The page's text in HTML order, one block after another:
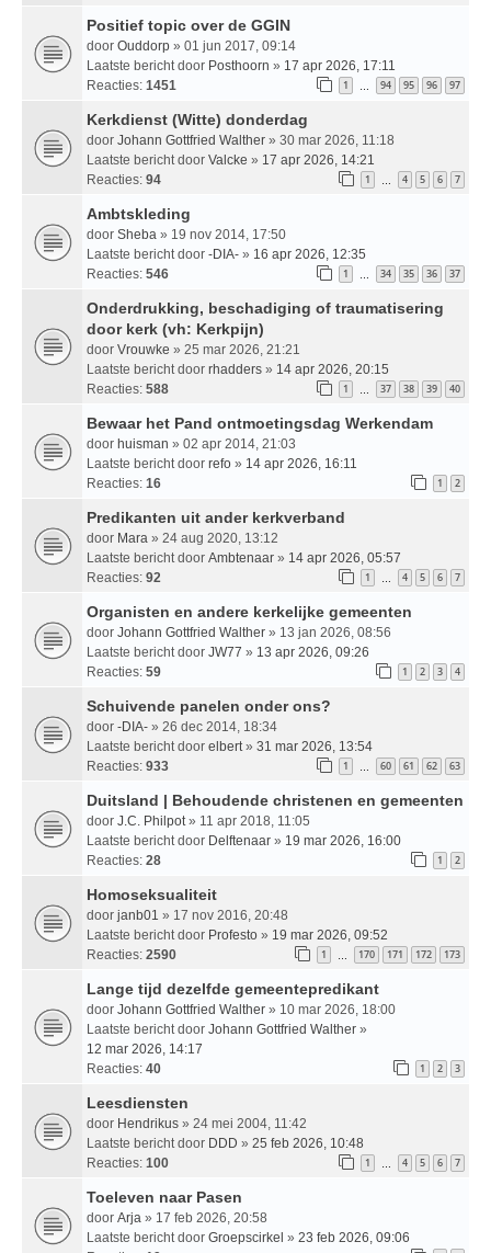
Positief topic over de GGIN
door Ouddorp » 01 jun 2017, 09:14
Laatste bericht door Posthoorn » 17 apr 2026, 17:11
Reacties: 1451 1 … 94 95 96 97
Kerkdienst (Witte) donderdag
door Johann Gottfried Walther » 30 mar 2026, 11:18
Laatste bericht door Valcke » 17 apr 2026, 14:21
Reacties: 94 1 … 4 5 6 7
Ambtskleding
door Sheba » 19 nov 2014, 17:50
Laatste bericht door -DIA- » 16 apr 2026, 12:35
Reacties: 546 1 … 34 35 36 37
Onderdrukking, beschadiging of traumatisering
door kerk (vh: Kerkpijn)
door Vrouwke » 25 mar 2026, 21:21
Laatste bericht door rhadders » 14 apr 2026, 20:15
Reacties: 588 1 … 37 38 39 40
Bewaar het Pand ontmoetingsdag Werkendam
door huisman » 02 apr 2014, 21:03
Laatste bericht door refo » 14 apr 2026, 16:11
Reacties: 16 1 2
Predikanten uit ander kerkverband
door Mara » 24 aug 2020, 13:12
Laatste bericht door Ambtenaar » 14 apr 2026, 05:57
Reacties: 92 1 … 4 5 6 7
Organisten en andere kerkelijke gemeenten
door Johann Gottfried Walther » 13 jan 2026, 08:56
Laatste bericht door JW77 » 13 apr 2026, 09:26
Reacties: 59 1 2 3 4
Schuivende panelen onder ons?
door -DIA- » 26 dec 2014, 18:34
Laatste bericht door elbert » 31 mar 2026, 13:54
Reacties: 933 1 … 60 61 62 63
Duitsland | Behoudende christenen en gemeenten
door J.C. Philpot » 11 apr 2018, 11:05
Laatste bericht door Delftenaar » 19 mar 2026, 16:00
Reacties: 28 1 2
Homoseksualiteit
door janb01 » 17 nov 2016, 20:48
Laatste bericht door Profesto » 19 mar 2026, 09:52
Reacties: 2590 1 … 170 171 172 173
Lange tijd dezelfde gemeentepredikant
door Johann Gottfried Walther » 10 mar 2026, 18:00
Laatste bericht door Johann Gottfried Walther »
12 mar 2026, 14:17
Reacties: 40 1 2 3
Leesdiensten
door Hendrikus » 24 mei 2004, 11:42
Laatste bericht door DDD » 25 feb 2026, 10:48
Reacties: 100 1 … 4 5 6 7
Toeleven naar Pasen
door Arja » 17 feb 2026, 20:58
Laatste bericht door Groepscirkel » 23 feb 2026, 09:06